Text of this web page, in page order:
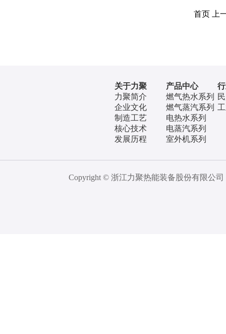
首页 上
关于力聚
力聚简介
企业文化
制造工艺
核心技术
发展历程
产品中心
燃气热水系列
燃气蒸汽系列
电热水系列
电蒸汽系列
室外机系列
Copyright © 浙江力聚热能装备股份有限公